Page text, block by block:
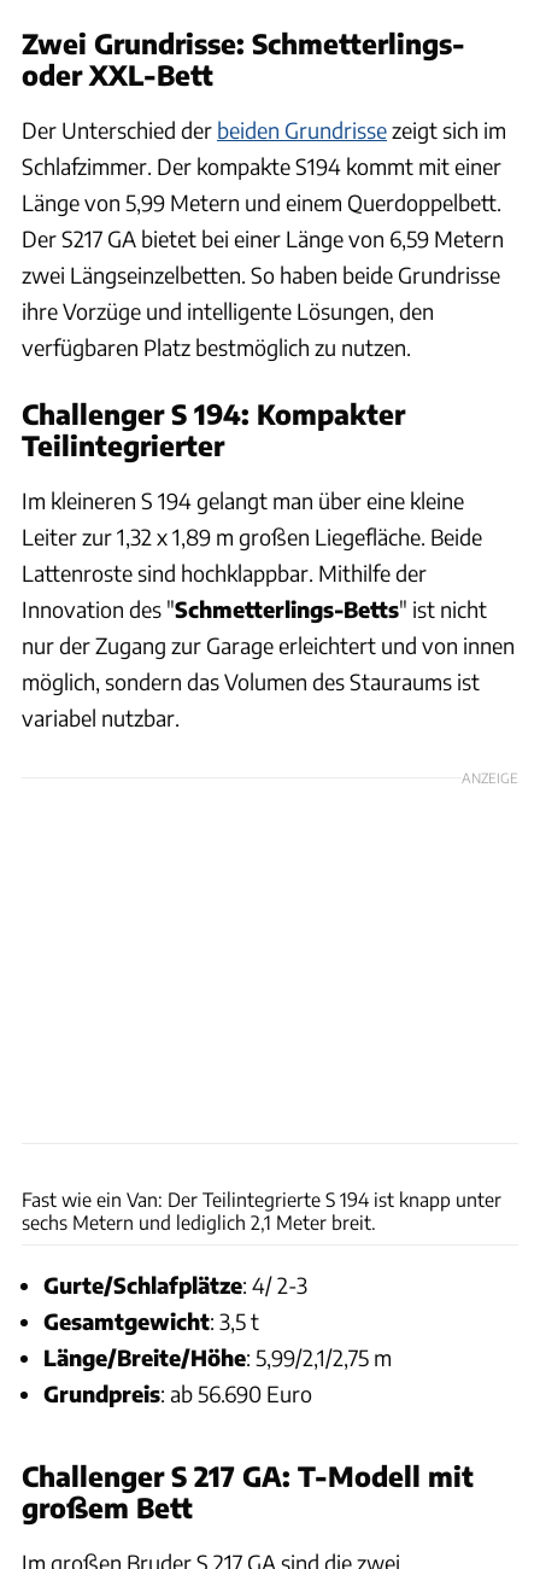
Zwei Grundrisse: Schmetterlings-
oder XXL-Bett
Der Unterschied der beiden Grundrissezeigt sich im
Schlafzimmer. Der kompakte S194 kommt mit einer
Länge von 5,99 Metern und einem Querdoppelbett.
Der S217 GA bietet bei einer Länge von 6,59 Metern
zwei Längseinzelbetten. So haben beide Grundrisse
ihre Vorzüge und intelligente Lösungen, den
verfügbaren Platz bestmöglich zu nutzen.
Challenger S 194: Kompakter
Teilintegrierter
Im kleineren S 194 gelangt man über eine kleine
Leiter zur 1,32 x 1,89 m großen Liegefläche. Beide
Lattenroste sind hochklappbar. Mithilfe der
Innovation des "Schmetterlings-Betts" ist nicht
nur der Zugang zur Garage erleichtert und von innen
möglich, sondern das Volumen des Stauraums ist
variabel nutzbar.
ANZEIGE
Fast wie ein Van: Der Teilintegrierte S 194 ist knapp unter
sechs Metern und lediglich 2,1 Meter breit.
Gurte/Schlafplätze: 4/ 2-3
Gesamtgewicht: 3,5 t
Länge/Breite/Höhe: 5,99/2,1/2,75 m
Grundpreis: ab 56.690 Euro
Challenger S 217 GA: T-Modell mit
großem Bett
Im großen Bruder S 217 GA sind die zwei